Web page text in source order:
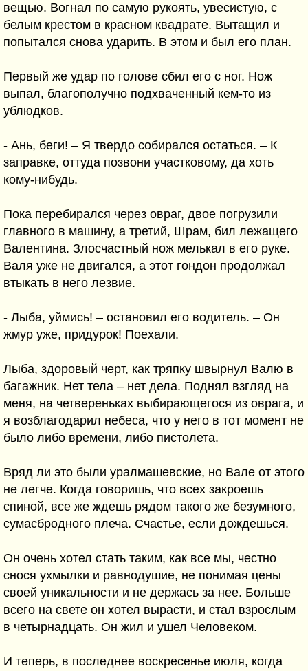
вещью. Вогнал по самую рукоять, увесистую, с
белым крестом в красном квадрате. Вытащил и
попытался снова ударить. В этом и был его план.
Первый же удар по голове сбил его с ног. Нож
выпал, благополучно подхваченный кем-то из
ублюдков.
- Ань, беги! – Я твердо собирался остаться. – К
заправке, оттуда позвони участковому, да хоть
кому-нибудь.
Пока перебирался через овраг, двое погрузили
главного в машину, а третий, Шрам, бил лежащего
Валентина. Злосчастный нож мелькал в его руке.
Валя уже не двигался, а этот гондон продолжал
втыкать в него лезвие.
- Лыба, уймись! – остановил его водитель. – Он
жмур уже, придурок! Поехали.
Лыба, здоровый черт, как тряпку швырнул Валю в
багажник. Нет тела – нет дела. Поднял взгляд на
меня, на четвереньках выбирающегося из оврага, и
я возблагодарил небеса, что у него в тот момент не
было либо времени, либо пистолета.
Вряд ли это были уралмашевские, но Вале от этого
не легче. Когда говоришь, что всех закроешь
спиной, все же ждешь рядом такого же безумного,
сумасбродного плеча. Счастье, если дождешься.
Он очень хотел стать таким, как все мы, честно
снося ухмылки и равнодушие, не понимая цены
своей уникальности и не держась за нее. Больше
всего на свете он хотел вырасти, и стал взрослым
в четырнадцать. Он жил и ушел Человеком.
И теперь, в последнее воскресенье июля, когда